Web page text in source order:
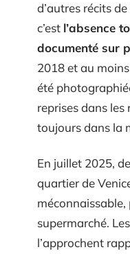
d’autres récits
c’est l’absence
documenté sur
2018 et au
été
reprises dans les
toujours dans la
En juillet 2025,
quartier de
supermarché.
l’approchent